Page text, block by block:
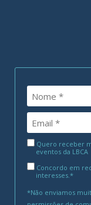
Quero receber
eventos da LBCA
Concordo em
interesses.*
*Não enviamos